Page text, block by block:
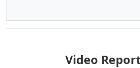
Video